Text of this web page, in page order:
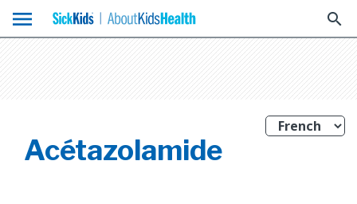
menu search
Acétazolamide